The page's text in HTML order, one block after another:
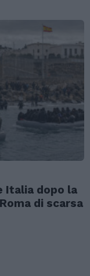
Italia dopo la
di scarsa